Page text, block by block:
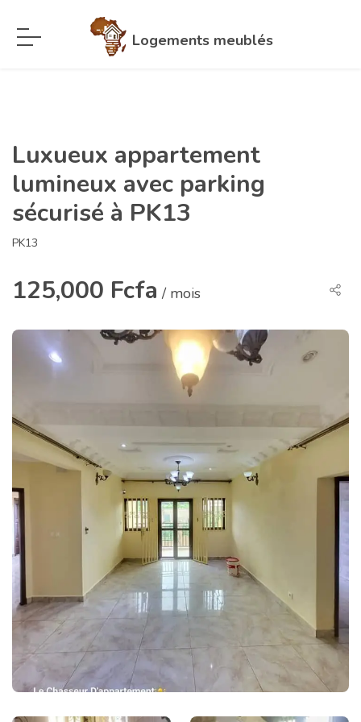
Logements meublés
Luxueux appartement
lumineux avec parking
sécurisé à PK13
PK13
125,000 Fcfa / mois